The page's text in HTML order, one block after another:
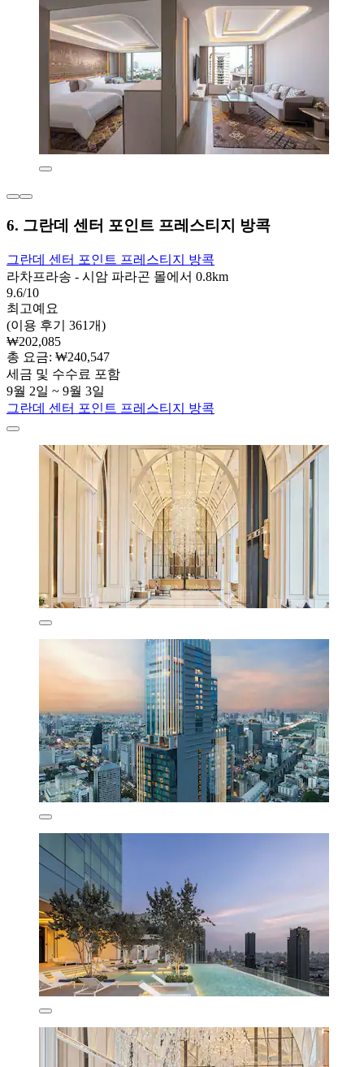
6. 그란데 센터 포인트 프레스티지 방콕
그란데 센터 포인트 프레스티지 방콕
라차프라송 - 시암 파라곤 몰에서 0.8km
9.6/10
최고예요
(이용 후기 361개)
₩202,085
총 요금: ₩240,547
세금 및 수수료 포함
9월 2일 ~ 9월 3일
그란데 센터 포인트 프레스티지 방콕